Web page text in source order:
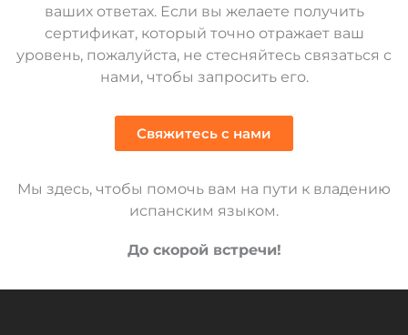
ваших ответах. Если вы желаете получить
сертификат, который точно отражает ваш
уровень, пожалуйста, не стесняйтесь связаться с
нами, чтобы запросить его.
Свяжитесь с нами
Мы здесь, чтобы помочь вам на пути к владению
испанским языком.
До скорой встречи!